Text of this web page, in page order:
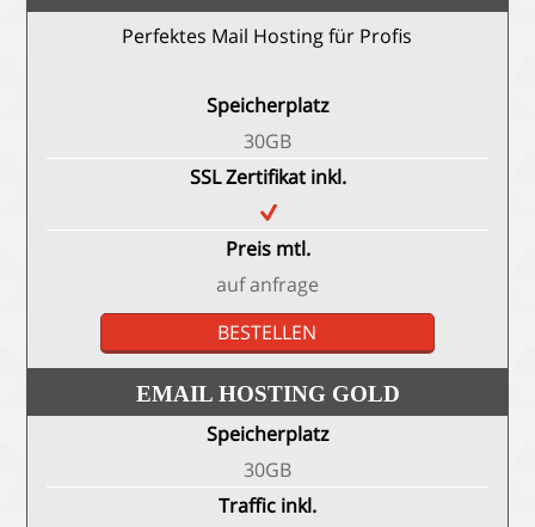
Perfektes Mail Hosting für Profis
Speicherplatz
30GB
SSL Zertifikat inkl.
Preis mtl.
auf anfrage
BESTELLEN
EMAIL HOSTING GOLD
Speicherplatz
30GB
Traffic inkl.